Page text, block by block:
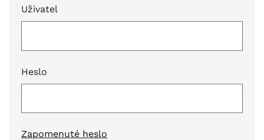
Uživatel
Heslo
Zapomenuté heslo